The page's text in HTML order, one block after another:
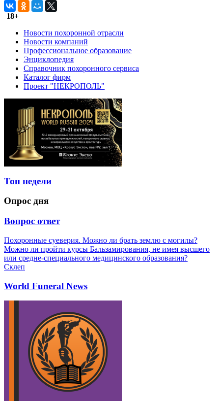
18+
Новости похоронной отрасли
Новости компаний
Профессиональное образование
Энциклопедия
Справочник похоронного сервиса
Каталог фирм
Проект "НЕКРОПОЛЬ"
Топ недели
Опрос дня
Вопрос ответ
Похоронные суеверия. Можно ли брать землю с могилы?
Можно ли пройти курсы Бальзамирования, не имея высшего
или средне-специального медицинского образования?
Склеп
World Funeral News